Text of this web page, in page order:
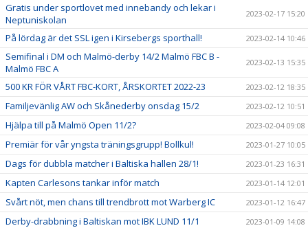
Gratis under sportlovet med innebandy och lekar i
Neptuniskolan
2023-02-17 15:20
På lördag är det SSL igen i Kirsebergs sporthall! 2023-02-14 10:46
Semifinal i DM och Malmö-derby 14/2 Malmö FBC B -
Malmö FBC A
2023-02-13 15:35
500 KR FÖR VÅRT FBC-KORT, ÅRSKORTET 2022-23 2023-02-12 18:35
Familjevänlig AW och Skånederby onsdag 15/2 2023-02-12 10:51
Hjälpa till på Malmö Open 11/2? 2023-02-04 09:08
Premiär för vår yngsta träningsgrupp! Bollkul! 2023-01-27 10:05
Dags för dubbla matcher i Baltiska hallen 28/1! 2023-01-23 16:31
Kapten Carlesons tankar inför match 2023-01-14 12:01
Svårt nöt, men chans till trendbrott mot Warberg IC 2023-01-12 16:47
Derby-drabbning i Baltiskan mot IBK LUND 11/1 2023-01-09 14:08